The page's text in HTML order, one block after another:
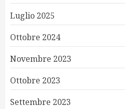
Luglio 2025
Ottobre 2024
Novembre 2023
Ottobre 2023
Settembre 2023